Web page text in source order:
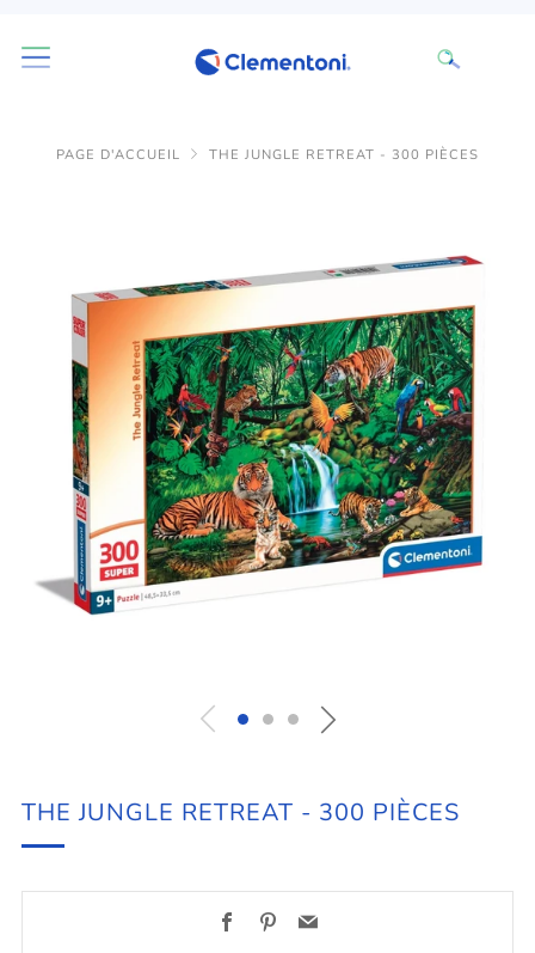
PAGE D'ACCUEIL THE JUNGLE RETREAT - 300 PIÈCES
THE JUNGLE RETREAT - 300 PIÈCES
FacebookPinterest
Email